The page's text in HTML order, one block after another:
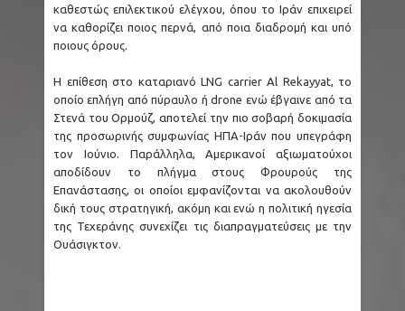
καθεστώς επιλεκτικού ελέγχου, όπου το Ιράν επιχειρεί
να καθορίζει ποιος περνά, από ποια διαδρομή και υπό
ποιους όρους.
Η επίθεση στο καταριανό LNG carrier Al Rekayyat, το
οποίο επλήγη από πύραυλο ή drone ενώ έβγαινε από τα
Στενά του Ορμούζ, αποτελεί την πιο σοβαρή δοκιμασία
της προσωρινής συμφωνίας ΗΠΑ-Ιράν που υπεγράφη
τον Ιούνιο. Παράλληλα, Αμερικανοί αξιωματούχοι
αποδίδουν το πλήγμα στους Φρουρούς της
Επανάστασης, οι οποίοι εμφανίζονται να ακολουθούν
δική τους στρατηγική, ακόμη και ενώ η πολιτική ηγεσία
της Τεχεράνης συνεχίζει τις διαπραγματεύσεις με την
Ουάσιγκτον.